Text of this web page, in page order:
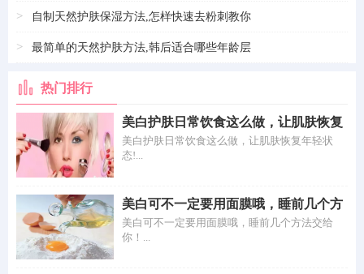
> 自制天然护肤保湿方法,怎样快速去粉刺教你
> 最简单的天然护肤方法,韩后适合哪些年龄层
热门排行
美白护肤日常饮食这么做，让肌肤恢复
年轻状
美白护肤日常饮食这么做，让肌肤恢复年轻状
态!...
美白可不一定要用面膜哦，睡前几个方
法交给
美白可不一定要用面膜哦，睡前几个方法交给
你！...